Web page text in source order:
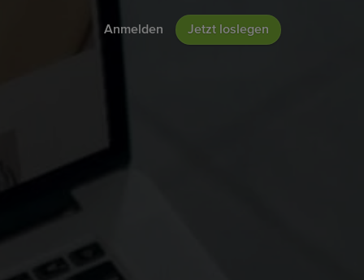
Anmelden Jetzt loslegen